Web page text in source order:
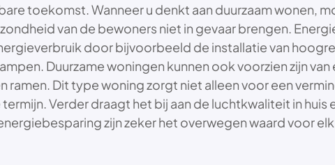
toekomst. Wanneer u denkt aan duurzaam wonen,
van de bewoners niet in gevaar brengen.
door bijvoorbeeld de installatie van
Duurzame woningen kunnen ook voorzien zijn
Dit type woning zorgt niet alleen voor een
Verder draagt het bij aan de luchtkwaliteit in
zijn zeker het overwegen waard voor